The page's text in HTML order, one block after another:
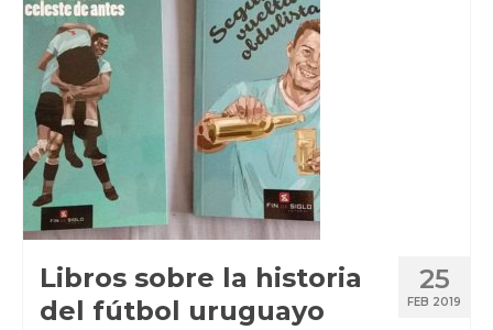
25
FEB 2019
Libros sobre la historia
del fútbol uruguayo